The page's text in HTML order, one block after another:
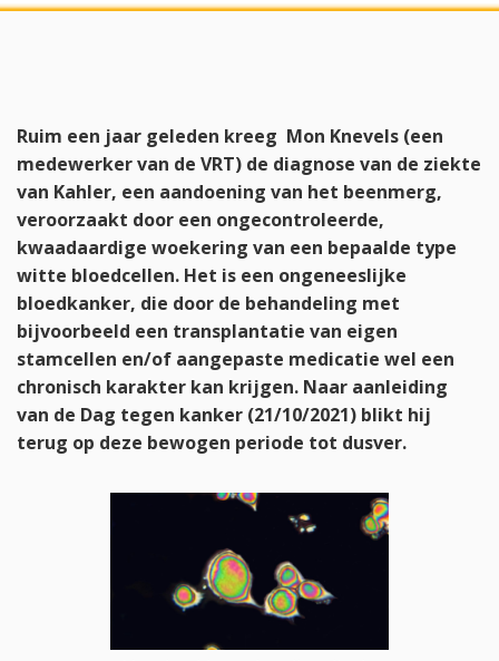
Ruim een jaar geleden kreeg Mon Knevels (een
medewerker van de VRT) de diagnose van de ziekte
van Kahler, een aandoening van het beenmerg,
veroorzaakt door een ongecontroleerde,
kwaadaardige woekering van een bepaalde type
witte bloedcellen. Het is een ongeneeslijke
bloedkanker, die door de behandeling met
bijvoorbeeld een transplantatie van eigen
stamcellen en/of aangepaste medicatie wel een
chronisch karakter kan krijgen. Naar aanleiding
van de Dag tegen kanker (21/10/2021) blikt hij
terug op deze bewogen periode tot dusver.